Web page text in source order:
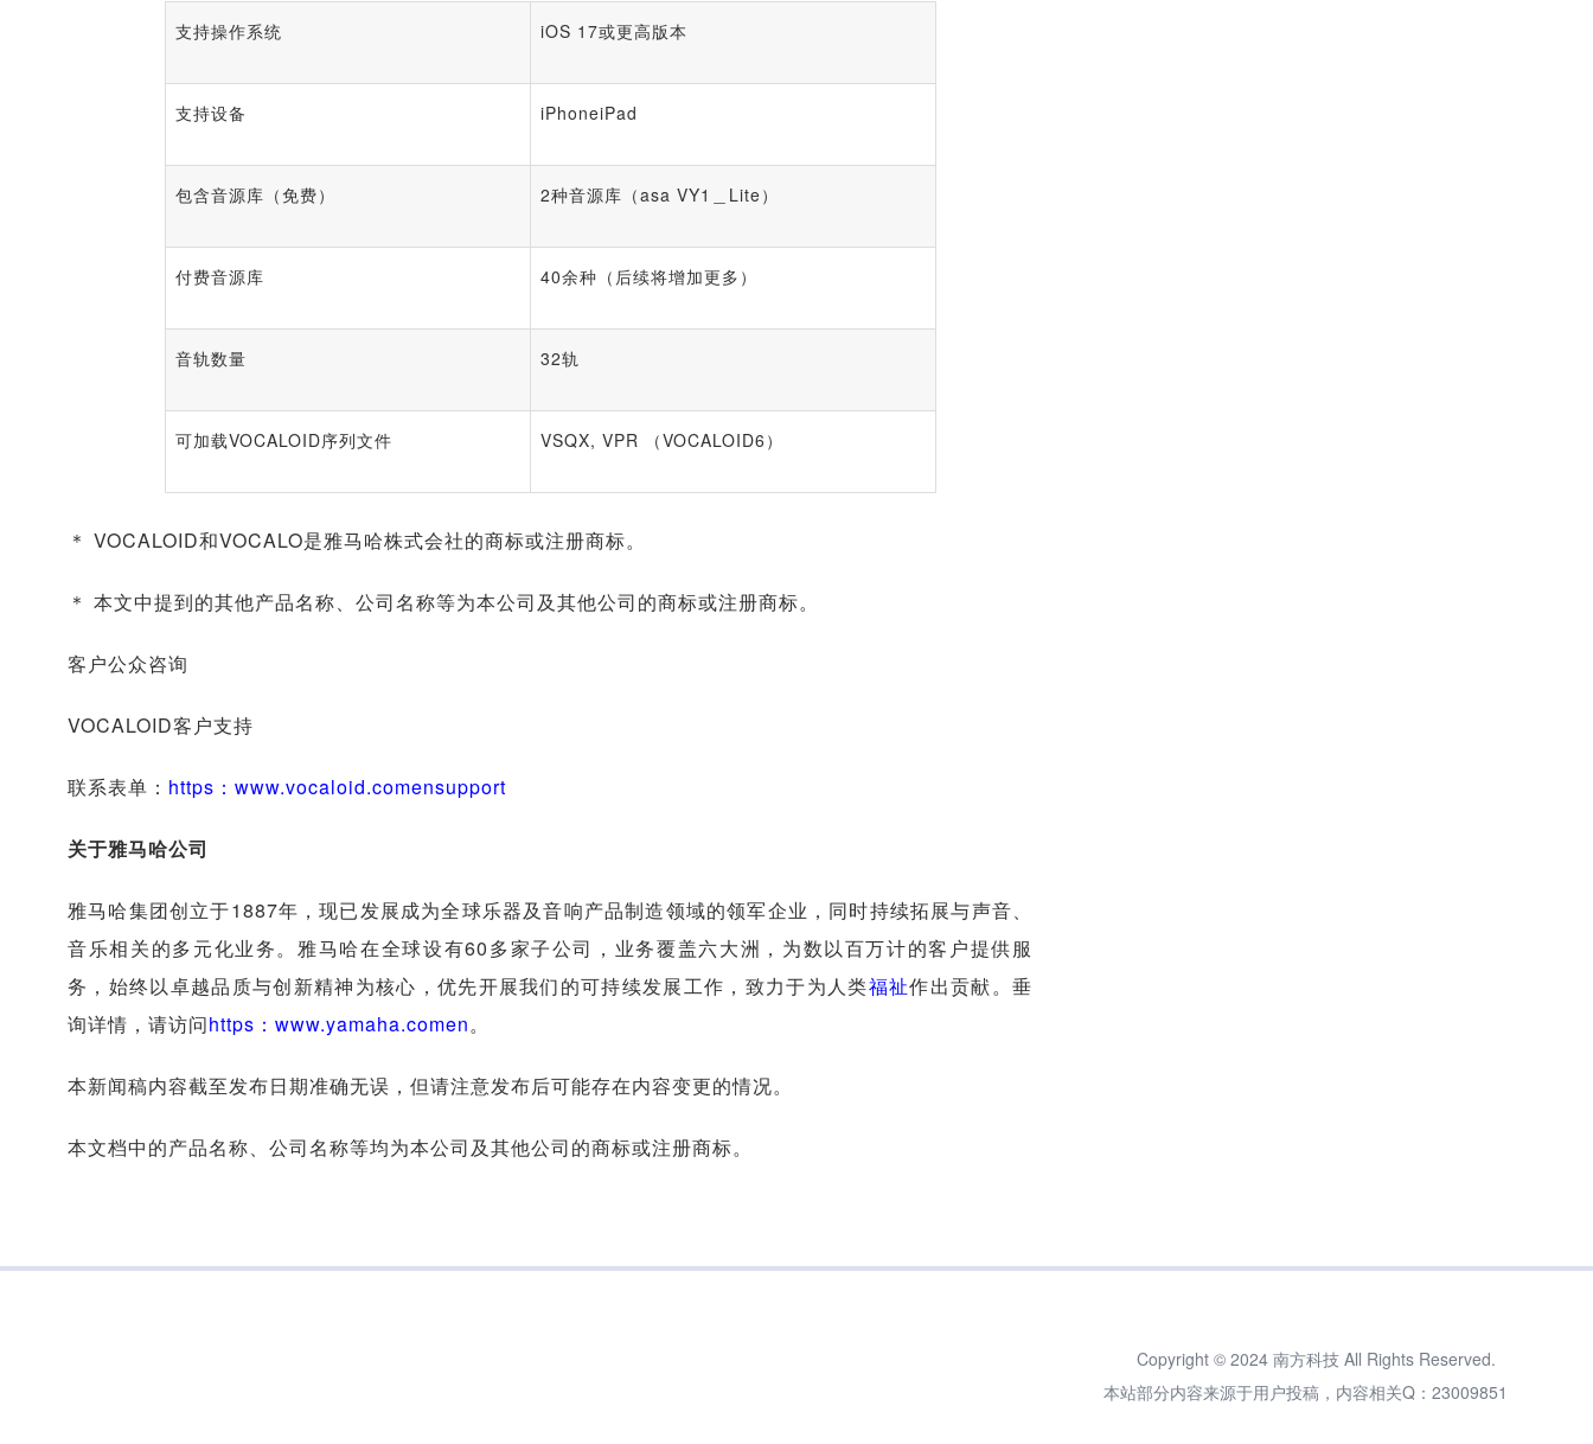
支持操作系统 iOS 17或更高版本
支持设备 iPhoneiPad
包含音源库（免费） 2种音源库（asa VY1＿Lite）
付费音源库 40余种（后续将增加更多）
音轨数量 32轨
可加载VOCALOID序列文件 VSQX, VPR （VOCALOID6）
＊ VOCALOID和VOCALO是雅马哈株式会社的商标或注册商标。
＊ 本文中提到的其他产品名称、公司名称等为本公司及其他公司的商标或注册商标。
客户公众咨询
VOCALOID客户支持
联系表单： https：www.vocaloid.comensupport
关于雅马哈公司
雅马哈集团创立于1887年，现已发展成为全球乐器及音响产品制造领域的领军企业，同时持续拓展与声音、
音乐相关的多元化业务。雅马哈在全球设有60多家子公司，业务覆盖六大洲，为数以百万计的客户提供服
务，始终以卓越品质与创新精神为核心，优先开展我们的可持续发展工作，致力于为人类福祉作出贡献。垂
询详情，请访问https：www.yamaha.comen。
本新闻稿内容截至发布日期准确无误，但请注意发布后可能存在内容变更的情况。
本文档中的产品名称、公司名称等均为本公司及其他公司的商标或注册商标。
Copyright © 2024 南方科技 All Rights Reserved.
本站部分内容来源于用户投稿，内容相关Q：23009851